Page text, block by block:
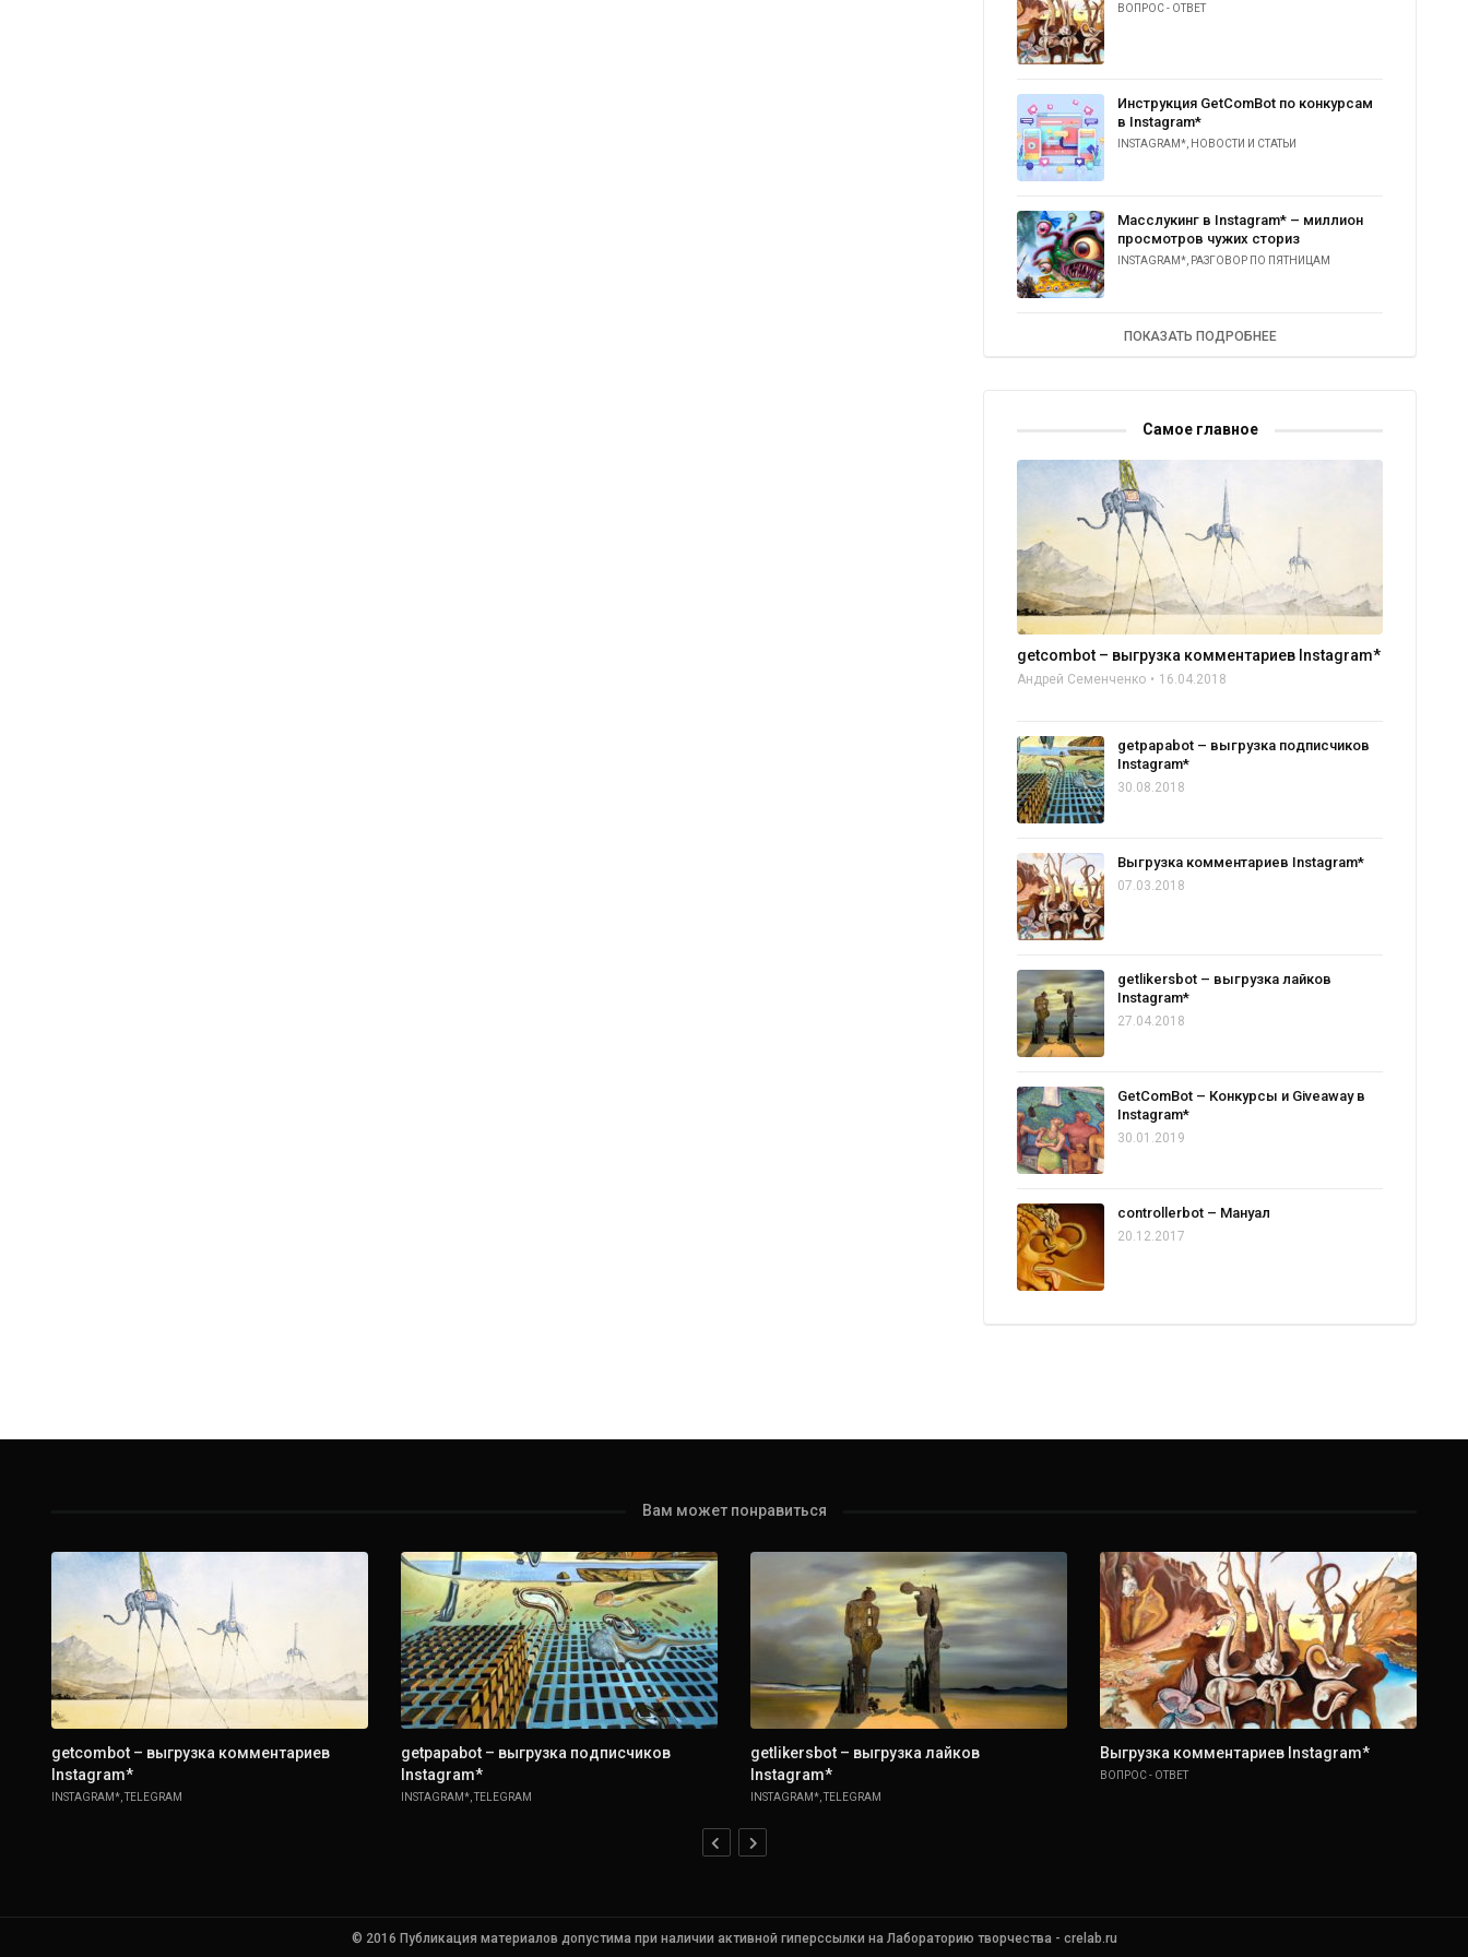
ВОПРОС - ОТВЕТ
Инструкция GetComBot по конкурсам
в Instagram*
INSTAGRAM* НОВОСТИ И СТАТЬИ
Масслукинг в Instagram* – миллион
просмотров чужих сториз
INSTAGRAM* РАЗГОВОР ПО ПЯТНИЦАМ
ПОКАЗАТЬ ПОДРОБНЕЕ
Самое главное
getcombot – выгрузка комментариев Instagram*
Андрей Семенченко 16.04.2018
getpapabot – выгрузка подписчиков
Instagram*
30.08.2018
Выгрузка комментариев Instagram*
07.03.2018
getlikersbot – выгрузка лайков
Instagram*
27.04.2018
GetComBot – Конкурсы и Giveaway в
Instagram*
30.01.2019
controllerbot – Мануал
20.12.2017
Вам может понравиться
getcombot – выгрузка комментариев
Instagram*
INSTAGRAM* ,TELEGRAM
getpapabot – выгрузка подписчиков
Instagram*
INSTAGRAM* ,TELEGRAM
getlikersbot – выгрузка лайков
Instagram*
INSTAGRAM* ,TELEGRAM
Выгрузка комментариев Instagram*
ВОПРОС - ОТВЕТ
© 2016 Публикация материалов допустима при наличии активной гиперссылки на Лабораторию творчества - crelab.ru
Instagram* (признана экстремистской и запрещена в РФ)